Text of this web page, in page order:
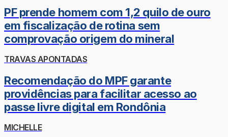
PF prende homem com 1,2 quilo de ouro
em fiscalização de rotina sem
comprovação origem do mineral
TRAVAS APONTADAS
Recomendação do MPF garante
providências para facilitar acesso ao
passe livre digital em Rondônia
MICHELLE